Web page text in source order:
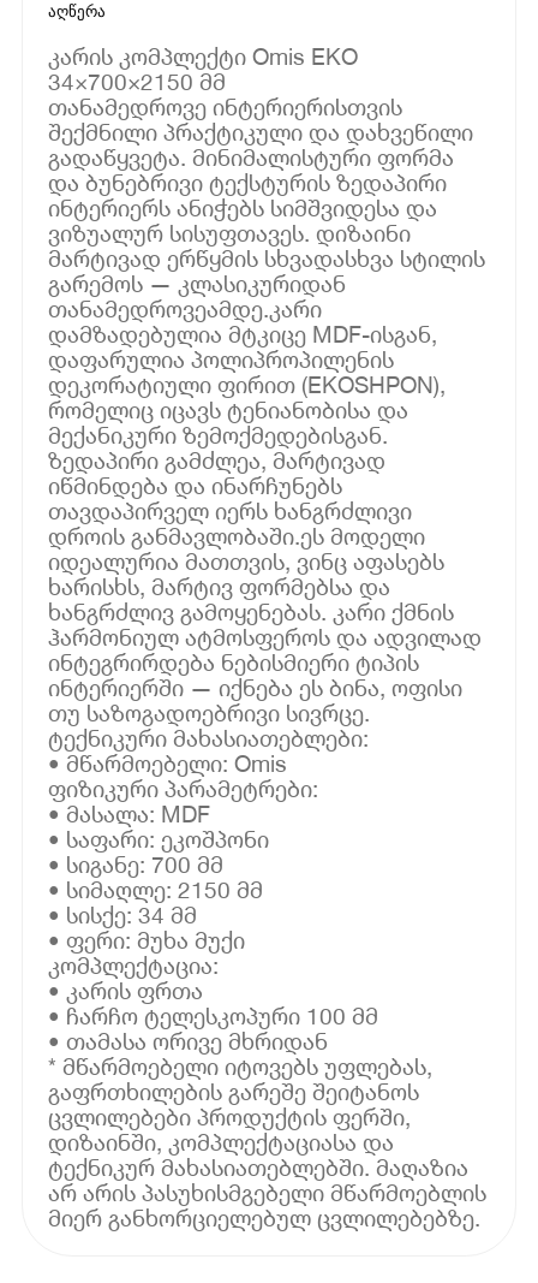
აღწერა
კარის კომპლექტი Omis EKO
34×700×2150 მმ
თანამედროვე ინტერიერისთვის
შექმნილი პრაქტიკული და დახვეწილი
გადაწყვეტა. მინიმალისტური ფორმა
და ბუნებრივი ტექსტურის ზედაპირი
ინტერიერს ანიჭებს სიმშვიდესა და
ვიზუალურ სისუფთავეს. დიზაინი
მარტივად ერწყმის სხვადასხვა სტილის
გარემოს — კლასიკურიდან
თანამედროვეამდე.კარი
დამზადებულია მტკიცე MDF-ისგან,
დაფარულია პოლიპროპილენის
დეკორატიული ფირით (EKOSHPON),
რომელიც იცავს ტენიანობისა და
მექანიკური ზემოქმედებისგან.
ზედაპირი გამძლეა, მარტივად
იწმინდება და ინარჩუნებს
თავდაპირველ იერს ხანგრძლივი
დროის განმავლობაში.ეს მოდელი
იდეალურია მათთვის, ვინც აფასებს
ხარისხს, მარტივ ფორმებსა და
ხანგრძლივ გამოყენებას. კარი ქმნის
ჰარმონიულ ატმოსფეროს და ადვილად
ინტეგრირდება ნებისმიერი ტიპის
ინტერიერში — იქნება ეს ბინა, ოფისი
თუ საზოგადოებრივი სივრცე.
ტექნიკური მახასიათებლები:
• მწარმოებელი: Omis
ფიზიკური პარამეტრები:
• მასალა: MDF
• საფარი: ეკოშპონი
• სიგანე: 700 მმ
• სიმაღლე: 2150 მმ
• სისქე: 34 მმ
• ფერი: მუხა მუქი
კომპლექტაცია:
• კარის ფრთა
• ჩარჩო ტელესკოპური 100 მმ
• თამასა ორივე მხრიდან
* მწარმოებელი იტოვებს უფლებას,
გაფრთხილების გარეშე შეიტანოს
ცვლილებები პროდუქტის ფერში,
დიზაინში, კომპლექტაციასა და
ტექნიკურ მახასიათებლებში. მაღაზია
არ არის პასუხისმგებელი მწარმოებლის
მიერ განხორციელებულ ცვლილებებზე.